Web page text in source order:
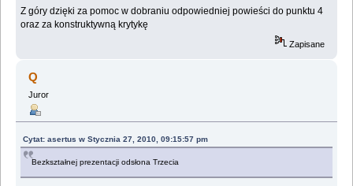
Z góry dzięki za pomoc w dobraniu odpowiedniej powieści do punktu 4
oraz za konstruktywną krytykę
Zapisane
Q
Juror
Cytat: asertus w Stycznia 27, 2010, 09:15:57 pm
Bezkształnej prezentacji odsłona Trzecia